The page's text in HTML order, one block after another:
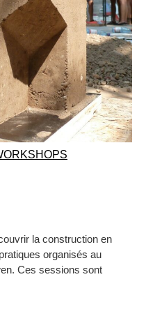
la construction en
organisés au
Ces sessions sont